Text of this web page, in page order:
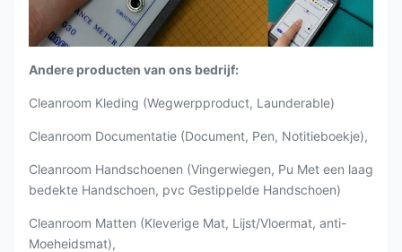
Andere producten van ons bedrijf:
Cleanroom Kleding (Wegwerpproduct, Launderable)
Cleanroom Documentatie (Document, Pen, Notitieboekje),
Cleanroom Handschoenen (Vingerwiegen, Pu Met een laag
bedekte Handschoen, pvc Gestippelde Handschoen)
Cleanroom Matten (Kleverige Mat, Lijst/Vloermat, anti-
Moeheidsmat),